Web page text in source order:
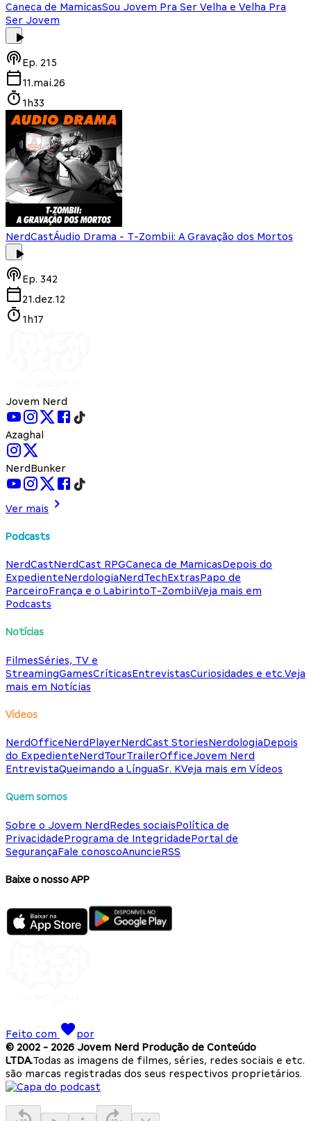
Caneca de MamicasSou Jovem Pra Ser Velha e Velha Pra
Ser Jovem
Ep. 215
11.mai.26
1h33
NerdCastÁudio Drama - T-Zombii: A Gravação dos Mortos
Ep. 342
21.dez.12
1h17
Jovem Nerd
Azaghal
NerdBunker
Ver mais
Podcasts
NerdCastNerdCast RPGCaneca de MamicasDepois do
ExpedienteNerdologiaNerdTechExtrasPapo de
ParceiroFrança e o LabirintoT-ZombiiVeja mais em
Podcasts
Notícias
FilmesSéries, TV e
StreamingGamesCríticasEntrevistasCuriosidades e etc.Veja
mais em Notícias
Vídeos
NerdOfficeNerdPlayerNerdCast StoriesNerdologiaDepois
do ExpedienteNerdTourTrailerOfficeJovem Nerd
EntrevistaQueimando a LínguaSr. KVeja mais em Vídeos
Quem somos
Sobre o Jovem NerdRedes sociaisPolítica de
PrivacidadePrograma de IntegridadePortal de
SegurançaFale conoscoAnuncieRSS
Baixe o nosso APP
Feito com
por
© 2002 - 2026 Jovem Nerd Produção de Conteúdo
LTDA.Todas as imagens de filmes, séries, redes sociais e etc.
são marcas registradas dos seus respectivos proprietários.